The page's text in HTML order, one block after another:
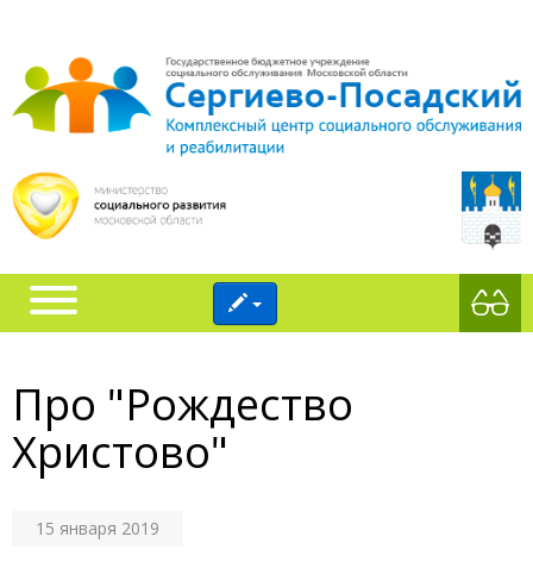
Про "Рождество
Христово"
15 января 2019